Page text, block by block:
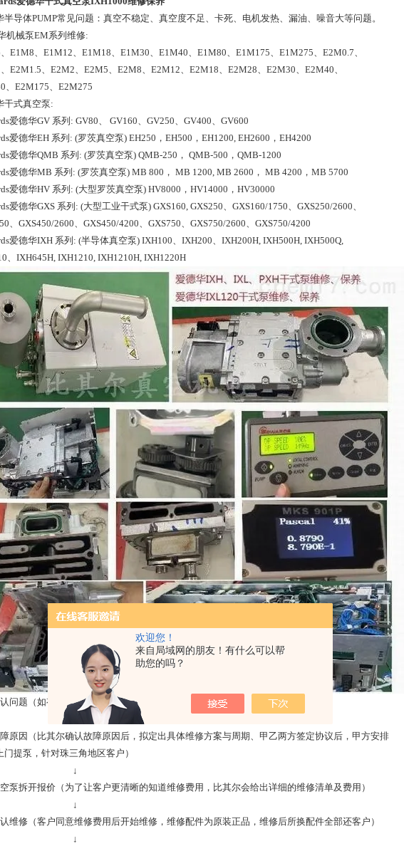
欢迎您！
来自局域网的朋友！有什么可以帮
助您的吗？
半导体PUMP常见问题：真空不稳定、真空度不足、卡死、电机发热、漏油、噪音大等问题。
机械泵EM系列维修:
E1M8、E1M12、E1M18、E1M30、E1M40、E1M80、E1M175、E1M275、E2M0.7、
E2M1.5、E2M2、E2M5、E2M8、E2M12、E2M18、E2M28、E2M30、E2M40、
、E2M175、E2M275
干式真空泵:
爱德华GV 系列: GV80、 GV160、GV250、GV400、GV600
爱德华EH 系列: (罗茨真空泵) EH250，EH500，EH1200, EH2600，EH4200
爱德华QMB 系列: (罗茨真空泵) QMB-250， QMB-500，QMB-1200
爱德华MB 系列: (罗茨真空泵) MB 800， MB 1200, MB 2600， MB 4200，MB 5700
爱德华HV 系列: (大型罗茨真空泵) HV8000，HV14000，HV30000
爱德华GXS 系列: (大型工业干式泵) GXS160, GXS250、GXS160/1750、GXS250/2600、
、GXS450/2600、GXS450/4200、GXS750、GXS750/2600、GXS750/4200
爱德华IXH 系列: (半导体真空泵) IXH100、IXH200、IXH200H, IXH500H, IXH500Q,
、IXH645H, IXH1210, IXH1210H, IXH1220H
问题（如有需要，会在24小时内派出专业技术人员赶赴现场确认真空泵故障）
原因（比其尔确认故障原因后，拟定出具体维修方案与周期、甲乙两方签定协议后，甲方安排
门提泵，针对珠三角地区客户）
泵拆开报价（为了让客户更清晰的知道维修费用，比其尔会给出详细的维修清单及费用）
维修（客户同意维修费用后开始维修，维修配件为原装正品，维修后所换配件全部还客户）